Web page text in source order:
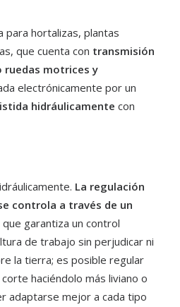
AROMÁTICAS
para hortalizas, plantas
que cuenta con transmisión
motrices y
electrónicamente por un
hidráulicamente con
La regulación
controla a través de un
que garantiza un control
de trabajo sin perjudicar ni
la tierra; es posible regular
haciéndolo más liviano o
adaptarse mejor a cada tipo